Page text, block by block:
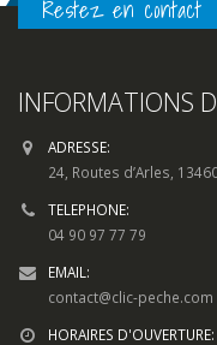
Restez en contact
INFORMATIONS
ADRESSE:
24, Routes d’Arles,
TELEPHONE:
04 90 97 77 79
EMAIL:
contact@clic-peche.com
HORAIRES D'OUVERTURE: